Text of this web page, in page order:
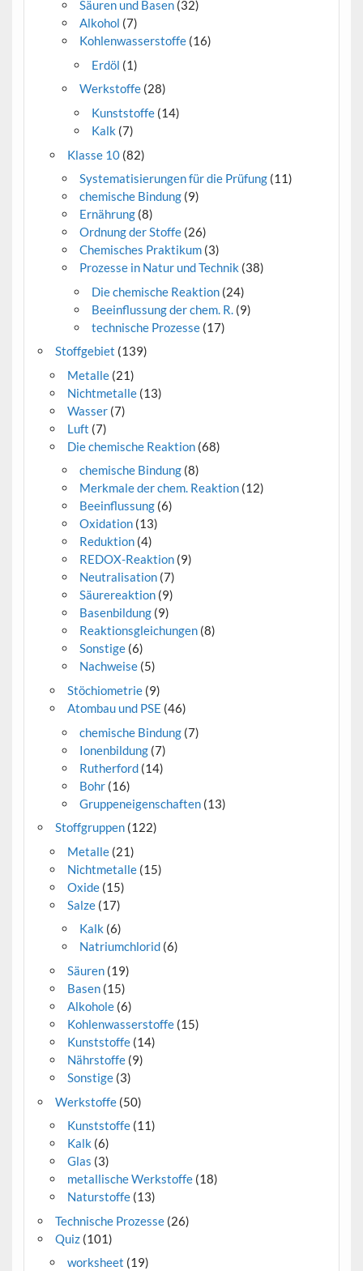
Säuren und Basen (32)
Alkohol (7)
Kohlenwasserstoffe (16)
Erdöl (1)
Werkstoffe (28)
Kunststoffe (14)
Kalk (7)
Klasse 10(82)
Systematisierungen für die Prüfung (11)
chemische Bindung (9)
Ernährung (8)
Ordnung der Stoffe (26)
Chemisches Praktikum (3)
Prozesse in Natur und Technik (38)
Die chemische Reaktion (24)
Beeinflussung der chem. R. (9)
technische Prozesse (17)
Stoffgebiet (139)
Metalle(21)
Nichtmetalle(13)
Wasser(7)
Luft (7)
Die chemische Reaktion(68)
chemische Bindung (8)
Merkmale der chem. Reaktion (12)
Beeinflussung (6)
Oxidation (13)
Reduktion (4)
REDOX-Reaktion (9)
Neutralisation (7)
Säurereaktion (9)
Basenbildung (9)
Reaktionsgleichungen (8)
Sonstige (6)
Nachweise (5)
Stöchiometrie(9)
Atombau und PSE (46)
chemische Bindung (7)
Ionenbildung (7)
Rutherford (14)
Bohr (16)
Gruppeneigenschaften (13)
Stoffgruppen(122)
Metalle(21)
Nichtmetalle(15)
Oxide(15)
Salze(17)
Kalk (6)
Natriumchlorid (6)
Säuren(19)
Basen(15)
Alkohole(6)
Kohlenwasserstoffe(15)
Kunststoffe(14)
Nährstoffe(9)
Sonstige(3)
Werkstoffe(50)
Kunststoffe(11)
Kalk (6)
Glas (3)
metallische Werkstoffe(18)
Naturstoffe(13)
Technische Prozesse(26)
Quiz(101)
worksheet (19)